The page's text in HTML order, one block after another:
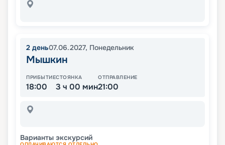
2 день07.06.2027, Понедельник
Мышкин
ПРИБЫТИЕ
18:00
СТОЯНКА
3 ч 00 мин
ОТПРАВЛЕНИЕ
21:00
Варианты экскурсий